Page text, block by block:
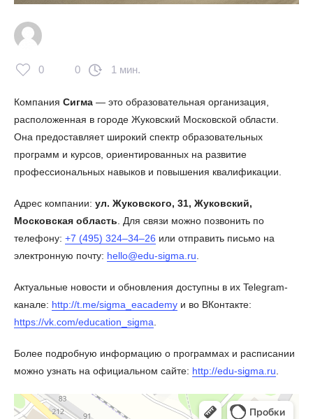
0 0 1 мин.
Компания Сигма — это образовательная организация,
расположенная в городе Жуковский Московской области.
Она предоставляет широкий спектр образовательных
программ и курсов, ориентированных на развитие
профессиональных навыков и повышения квалификации.
Адрес компании: ул. Жуковского, 31, Жуковский,
Московская область . Для связи можно позвонить по
телефону: +7 (495) 324–34–26 или отправить письмо на
электронную почту: hello@edu-sigma.ru
Актуальные новости и обновления доступны в их Telegram-
канале: http://t.me/sigma_eacademy и во ВКонтакте:
https://vk.com/education_sigma
Более подробную информацию о программах и расписании
можно узнать на официальном сайте: http://edu-sigma.ru